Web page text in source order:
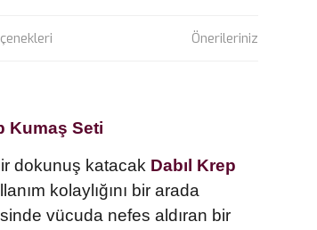
Önerileriniz
Kumaş Seti
dokunuş katacak Dabıl Krep
kolaylığını bir arada
vücuda nefes aldıran bir